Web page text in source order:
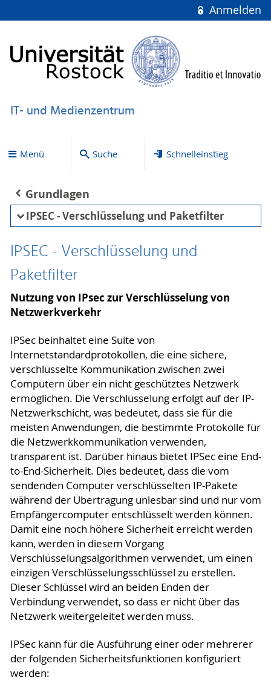
Anmelden
IT- und Medienzentrum
Menü Suche Schnelleinstieg
Grundlagen
IPSEC - Verschlüsselung und Paketfilter
IPSEC - Verschlüsselung und
Paketfilter
Nutzung von IPsec zur Verschlüsselung von
Netzwerkverkehr
IPSec beinhaltet eine Suite von
Internetstandardprotokollen, die eine sichere,
verschlüsselte Kommunikation zwischen zwei
Computern über ein nicht geschütztes Netzwerk
ermöglichen. Die Verschlüsselung erfolgt auf der IP-
Netzwerkschicht, was bedeutet, dass sie für die
meisten Anwendungen, die bestimmte Protokolle für
die Netzwerkkommunikation verwenden,
transparent ist. Darüber hinaus bietet IPSec eine End-
to-End-Sicherheit. Dies bedeutet, dass die vom
sendenden Computer verschlüsselten IP-Pakete
während der Übertragung unlesbar sind und nur vom
Empfängercomputer entschlüsselt werden können.
Damit eine noch höhere Sicherheit erreicht werden
kann, werden in diesem Vorgang
Verschlüsselungsalgorithmen verwendet, um einen
einzigen Verschlüsselungsschlüssel zu erstellen.
Dieser Schlüssel wird an beiden Enden der
Verbindung verwendet, so dass er nicht über das
Netzwerk weitergeleitet werden muss.
IPSec kann für die Ausführung einer oder mehrerer
der folgenden Sicherheitsfunktionen konfiguriert
werden: